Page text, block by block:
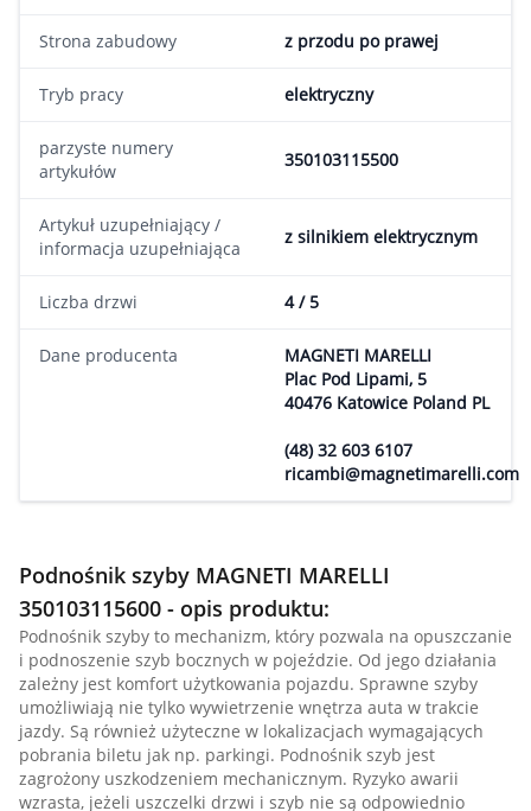
Strona zabudowy z przodu po prawej
Tryb pracy elektryczny
parzyste numery
artykułów
350103115500
Artykuł uzupełniający /
informacja uzupełniająca
z silnikiem elektrycznym
Liczba drzwi 4 / 5
Dane producenta
MAGNETI MARELLI
Plac Pod Lipami, 5
40476 Katowice Poland PL
(48) 32 603 6107
ricambi@magnetimarelli.com
Podnośnik szyby MAGNETI MARELLI
350103115600 - opis produktu:
Podnośnik szyby to mechanizm, który pozwala na opuszczanie
i podnoszenie szyb bocznych w pojeździe. Od jego działania
zależny jest komfort użytkowania pojazdu. Sprawne szyby
umożliwiają nie tylko wywietrzenie wnętrza auta w trakcie
jazdy. Są również użyteczne w lokalizacjach wymagających
pobrania biletu jak np. parkingi. Podnośnik szyb jest
zagrożony uszkodzeniem mechanicznym. Ryzyko awarii
wzrasta, jeżeli uszczelki drzwi i szyb nie są odpowiednio